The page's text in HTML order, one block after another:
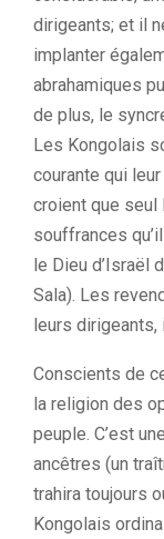
dirigeants; et il
implanter
abrahamiques
de plus, le
Les Kongolais
courante qui
croient que seul
souffrances
le Dieu d’Israël
Sala). Les
leurs dirigeants,
Conscients de
la religion des
peuple. C’est
ancêtres (un
trahira toujours
Kongolais